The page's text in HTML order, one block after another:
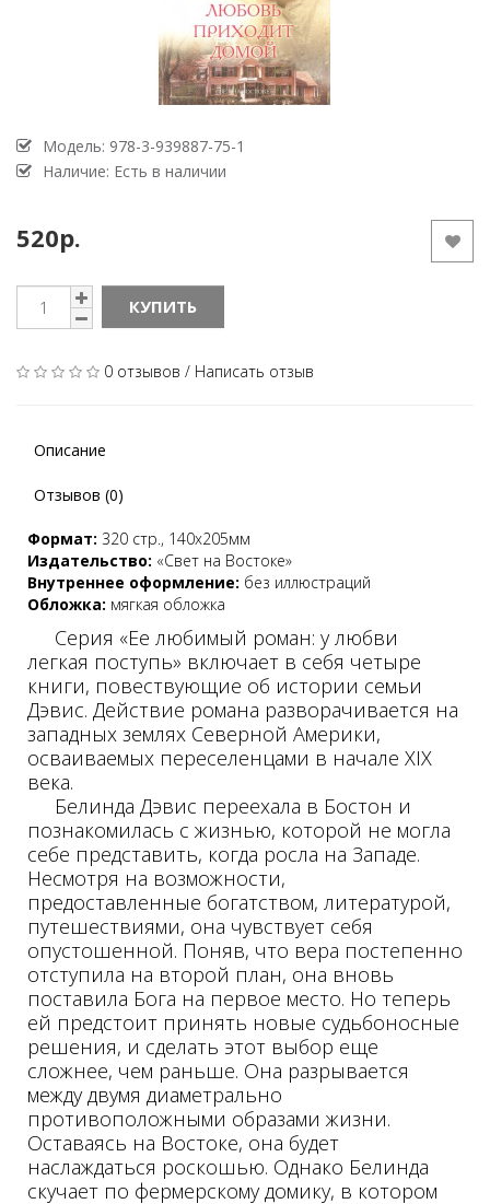
Модель: 978-3-939887-75-1
Наличие: Есть в наличии
520р.
КУПИТЬ
0 отзывов / Написать отзыв
Описание
Отзывов (0)
Формат: 320 стр., 140х205мм
Издательство: «Свет на Востоке»
Внутреннее оформление: без иллюстраций
Обложка: мягкая обложка
Серия «Ее любимый роман: у любви
легкая поступь» включает в себя четыре
книги, повествующие об истории семьи
Дэвис. Действие романа разворачивается на
западных землях Северной Америки,
осваиваемых переселенцами в начале ХIX
века.
Белинда Дэвис переехала в Бостон и
познакомилась с жизнью, которой не могла
себе представить, когда росла на Западе.
Несмотря на возможности,
предоставленные богатством, литературой,
путешествиями, она чувствует себя
опустошенной. Поняв, что вера постепенно
отступила на второй план, она вновь
поставила Бога на первое место. Но теперь
ей предстоит принять новые судьбоносные
решения, и сделать этот выбор еще
сложнее, чем раньше. Она разрывается
между двумя диаметрально
противоположными образами жизни.
Оставаясь на Востоке, она будет
наслаждаться роскошью. Однако Белинда
скучает по фермерскому домику, в котором